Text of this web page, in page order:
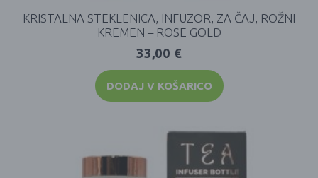
KRISTALNA STEKLENICA, INFUZOR, ZA ČAJ, ROŽNI
KREMEN – ROSE GOLD
33,00 €
DODAJ V KOŠARICO